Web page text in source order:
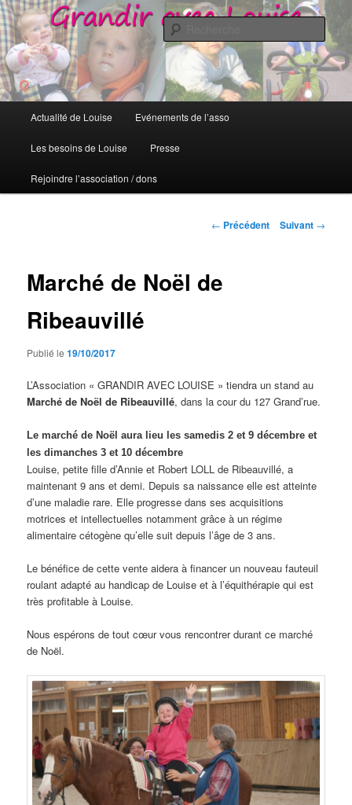
Grandir avec Louise
Grandir avec Louise
principal
Aller
au
contenu
Actualité de Louise Evénements de l’asso
Les besoins de Louise Presse
Rejoindre l’association / dons
Navigation
← Précédent Suivant →
Marché de Noël de
Ribeauvillé
Publié le19/10/2017
L’Association « GRANDIR AVEC LOUISE » tiendra un stand au
Marché de Noël de Ribeauvillé, dans la cour du 127 Grand’rue.
Le marché de Noël aura lieu les samedis 2 et 9 décembre et
les dimanches 3 et 10 décembre
Louise, petite fille d’Annie et Robert LOLL de Ribeauvillé, a
maintenant 9 ans et demi. Depuis sa naissance elle est atteinte
d’une maladie rare. Elle progresse dans ses acquisitions
motrices et intellectuelles notamment grâce à un régime
alimentaire cétogène qu’elle suit depuis l’âge de 3 ans.
Le bénéfice de cette vente aidera à financer un nouveau fauteuil
roulant adapté au handicap de Louise et à l’équithérapie qui est
très profitable à Louise.
Nous espérons de tout cœur vous rencontrer durant ce marché
de Noël.